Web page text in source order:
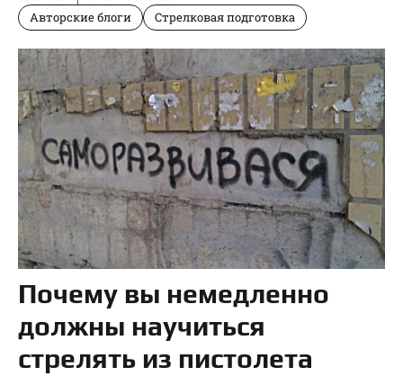
Авторские блоги Стрелковая подготовка
Почему вы немедленно
должны научиться
стрелять из пистолета